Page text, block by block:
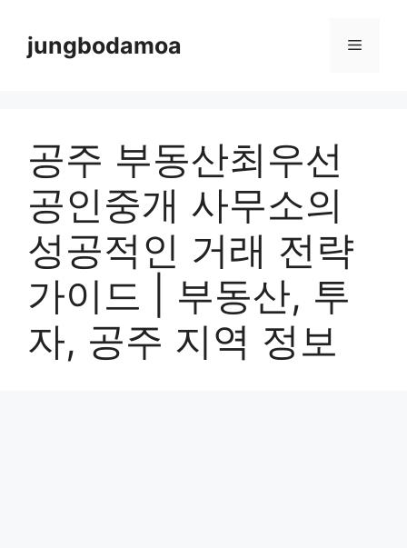
contentjungbodamoa Menu
공주 부동산최우선
공인중개 사무소의
성공적인 거래 전략
가이드 | 부동산, 투
자, 공주 지역 정보